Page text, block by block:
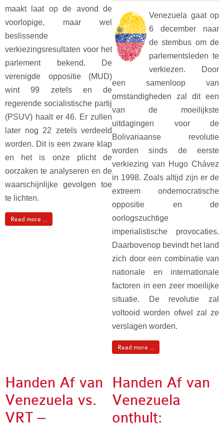
maakt laat op de avond de
voorlopige, maar wel
beslissende
verkiezingsresultaten voor het
parlement bekend. De
verenigde oppositie (MUD)
wint 99 zetels en de
regerende socialistische partij
(PSUV) haalt er 46. Er zullen
later nog 22 zetels verdeeld
worden. Dit is een zware klap
en het is onze plicht de
oorzaken te analyseren en de
waarschijnlijke gevolgen toe
te lichten.
Read more ...
Venezuela gaat op
6 december naar
de stembus om de
parlementsleden te
verkiezen. Door
een samenloop van
omstandigheden zal dit een
van de moeilijkste
uitdagingen voor de
Bolivariaanse revolutie
worden sinds de eerste
verkiezing van Hugo Chávez
in 1998. Zoals altijd zijn er de
extreem ondemocratische
oppositie en de
oorlogszuchtige
imperialistische provocaties.
Daarbovenop bevindt het land
zich door een combinatie van
nationale en internationale
factoren in een zeer moeilijke
situatie. De revolutie zal
voltooid worden ofwel zal ze
verslagen worden.
Read more ...
Handen Af van
Venezuela vs.
VRT –
Handen Af van
Venezuela
onthult: